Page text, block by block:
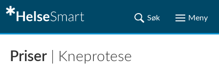
Priser | Kneprotese